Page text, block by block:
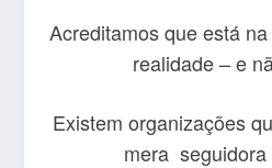
Acreditamos que está
realidade – e
Existem organizações
mera seguidora